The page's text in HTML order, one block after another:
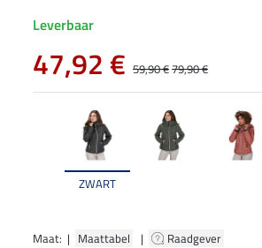
ZWART
Maat: | Maattabel | Raadgever
Leverbaar
47,92 € 59,90 €79,90 €